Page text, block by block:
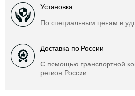
Установка
По специальным ценам в
Доставка по России
С помощью транспортной
регион России